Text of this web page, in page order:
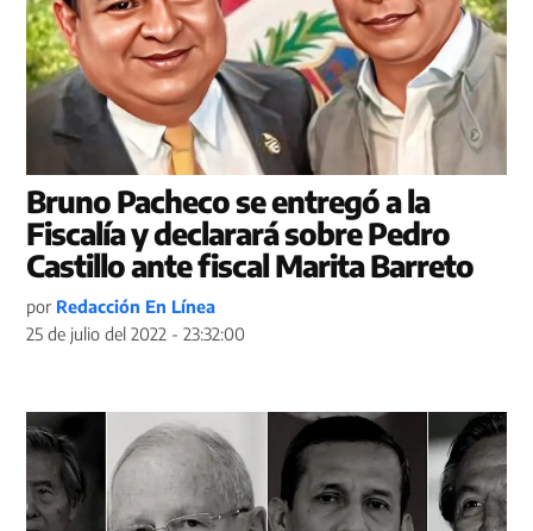
Bruno Pacheco se entregó a la
Fiscalía y declarará sobre Pedro
Castillo ante fiscal Marita Barreto
por Redacción En Línea
25 de julio del 2022 - 23:32:00